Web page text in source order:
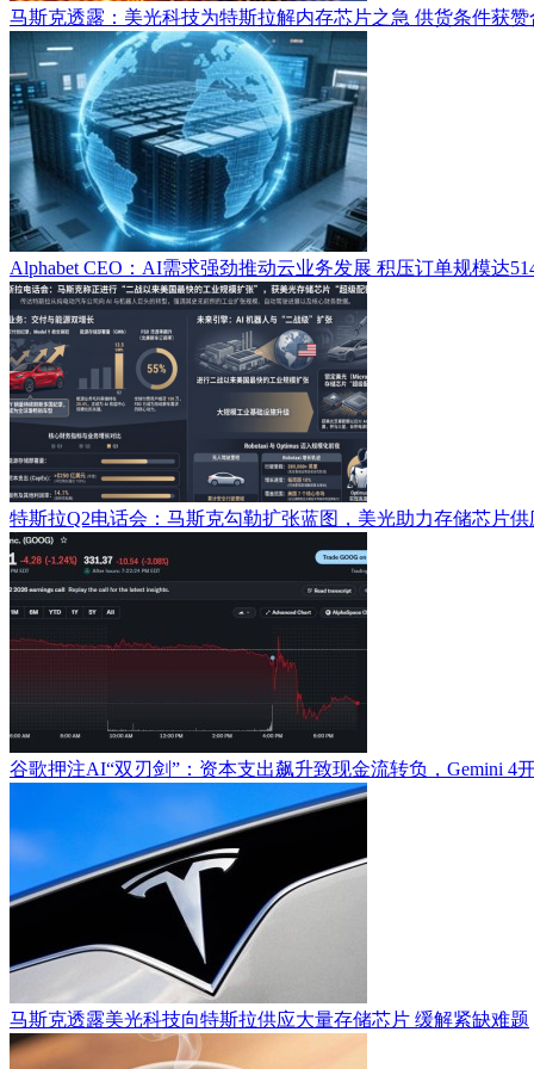
马斯克透露：美光科技为特斯拉解内存芯片之急 供货条件获赞
Alphabet CEO：AI需求强劲推动云业务发展 积压订单规模达
特斯拉Q2电话会：马斯克勾勒扩张蓝图，美光助力存储芯片供
谷歌押注AI“双刃剑”：资本支出飙升致现金流转负，Gemini 4
马斯克透露美光科技向特斯拉供应大量存储芯片 缓解紧缺难题